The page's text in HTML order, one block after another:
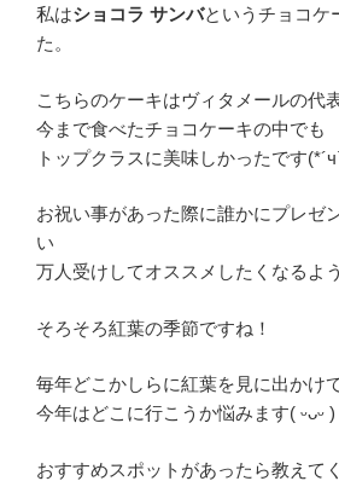
私はショコラ サンバというチョコケ
た。
こちらのケーキはヴィタメールの代
今まで食べたチョコケーキの中でも
トップクラスに美味しかったです
お祝い事があった際に誰かにプレゼ
い
万人受けしてオススメしたくなるよ
そろそろ紅葉の季節ですね！
毎年どこかしらに紅葉を見に出かけ
今年はどこに行こうか悩みます( ᵕᴗᵕ )
おすすめスポットがあったら教えてく